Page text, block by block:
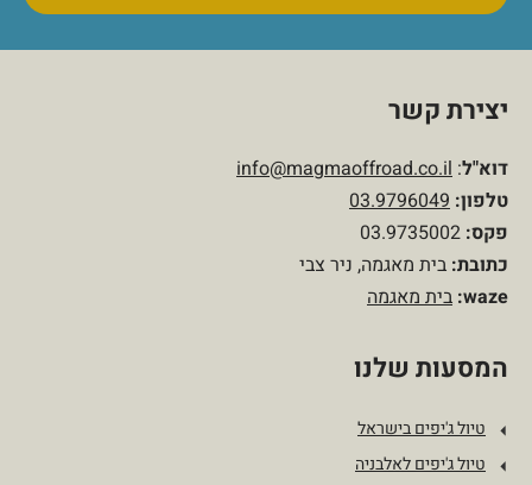
יצירת קשר
דוא"ל:
info@magmaoffroad.co.il
טלפון:
03.9796049
פקס:
כתובת: בית מאגמה, ניר צבי
waze: בית מאגמה
המסעות שלנו
טיול ג'יפים בישראל
טיול ג'יפים לאלבניה